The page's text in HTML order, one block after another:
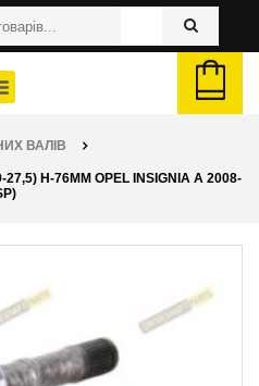
ВАЛІВ
H-76ММ OPEL INSIGNIA A 2008-